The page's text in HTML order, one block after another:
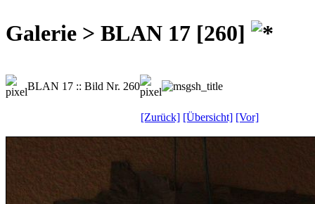
Galerie > BLAN 17 [260]
BLAN 17 :: Bild Nr. 260
[Zurück] [Übersicht] [Vor]